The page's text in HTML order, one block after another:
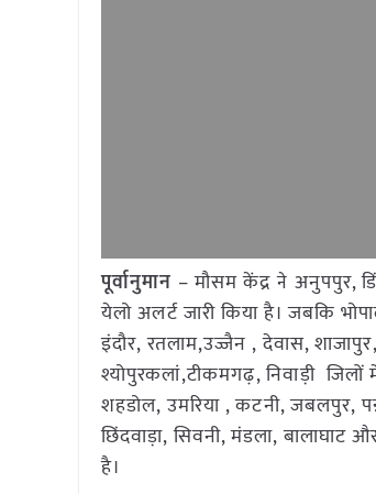
पूर्वानुमान – मौसम केंद्र ने अनुपपुर,
येलो अलर्ट जारी किया है। जबकि
इंदौर, रतलाम,उज्जैन , देवास,
श्योपुरकलां,टीकमगढ़, निवाड़ी
शहडोल, उमरिया , कटनी, जबलपुर,
छिंदवाड़ा, सिवनी, मंडला, बालाघाट
है।